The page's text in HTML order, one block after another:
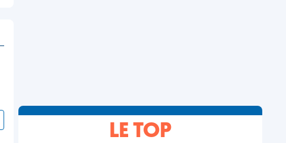
LE TOP